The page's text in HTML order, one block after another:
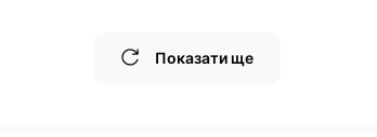
Показати ще